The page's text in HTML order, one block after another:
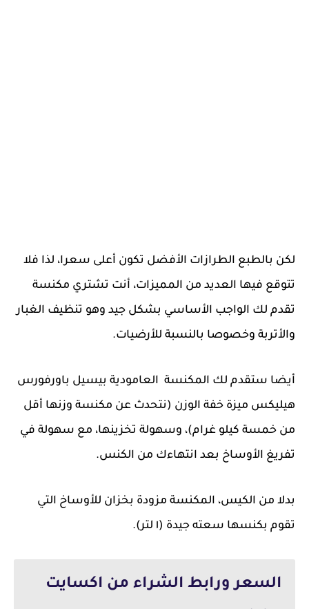
لكن بالطبع الطرازات الأفضل تكون أعلى سعرا، لذا فلا
تتوقع فيها العديد من المميزات، أنت تشتري مكنسة
تقدم لك الواجب الأساسي بشكل جيد وهو تنظيف الغبار
والأتربة وخصوصا بالنسبة للأرضيات.
أيضا ستقدم لك المكنسة العامودية بيسيل باورفورس
هيليكس ميزة خفة الوزن (نتحدث عن مكنسة وزنها أقل
من خمسة كيلو غرام)، وسهولة تخزينها، مع سهولة في
تفريغ الأوساخ بعد انتهاءك من الكنس.
بدلا من الكيس، المكنسة مزودة بخزان للأوساخ التي
تقوم بكنسها سعته جيدة (١ لتر).
السعر ورابط الشراء من اكسايت